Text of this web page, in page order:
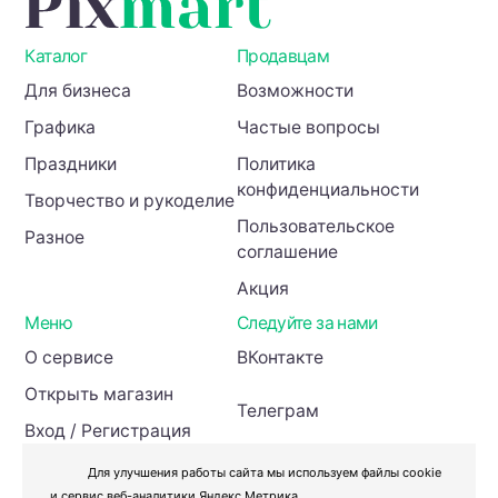
Каталог
Для бизнеса
Графика
Праздники
Творчество и рукоделие
Разное
Продавцам
Возможности
Частые вопросы
Политика
конфиденциальности
Пользовательское
соглашение
Акция
Меню
О сервисе
Открыть магазин
Вход / Регистрация
Инвесторам
Следуйте за нами
ВКонтакте
Телеграм
Для улучшения работы сайта мы используем файлы cookie